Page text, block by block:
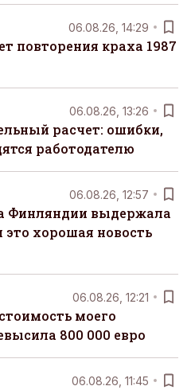
06.08.26, 14:29
повторения краха 1987
06.08.26, 13:26
расчет: ошибки,
работодателю
06.08.26, 12:57
Финляндии выдержала
хорошая новость
06.08.26, 12:21
моего
800 000 евро
06.08.26, 11:45